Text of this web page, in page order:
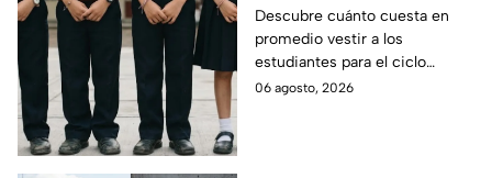
para el regreso a clases
2026, según su grado?
Descubre cuánto cuesta en
promedio vestir a los
estudiantes para el ciclo
escolar 2026-2027 y consejos
06 agosto, 2026